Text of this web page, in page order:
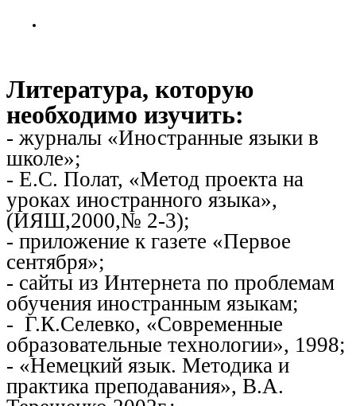
Литература, которую
необходимо изучить:
- журналы «Иностранные языки в
школе»;
- Е.С. Полат, «Метод проекта на
уроках иностранного языка»,
(ИЯШ,2000,№ 2-3);
- приложение к газете «Первое
сентября»;
- сайты из Интернета по проблемам
обучения иностранным языкам;
- Г.К.Селевко, «Современные
образовательные технологии», 1998;
- «Немецкий язык. Методика и
практика преподавания», В.А.